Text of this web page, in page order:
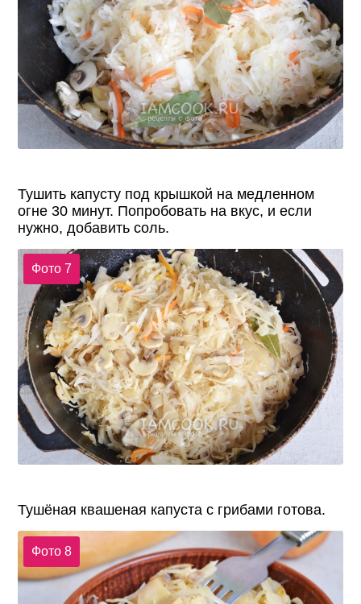
Тушить капусту под крышкой на медленном
огне 30 минут. Попробовать на вкус, и если
нужно, добавить соль.
Фото 7
Тушёная квашеная капуста с грибами готова.
Фото 8